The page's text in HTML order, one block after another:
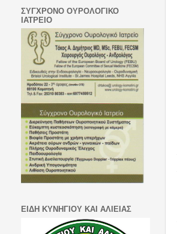
ΣΥΓΧΡΟΝΟ ΟΥΡΟΛΟΓΙΚΟ
ΙΑΤΡΕΙΟ
ΕΙΔΗ ΚΥΝΗΓΙΟΥ ΚΑΙ ΑΛΙΕΙΑΣ